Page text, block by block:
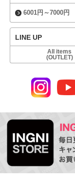
6001円～7000円
LINE UP
All items
(OUTLET)